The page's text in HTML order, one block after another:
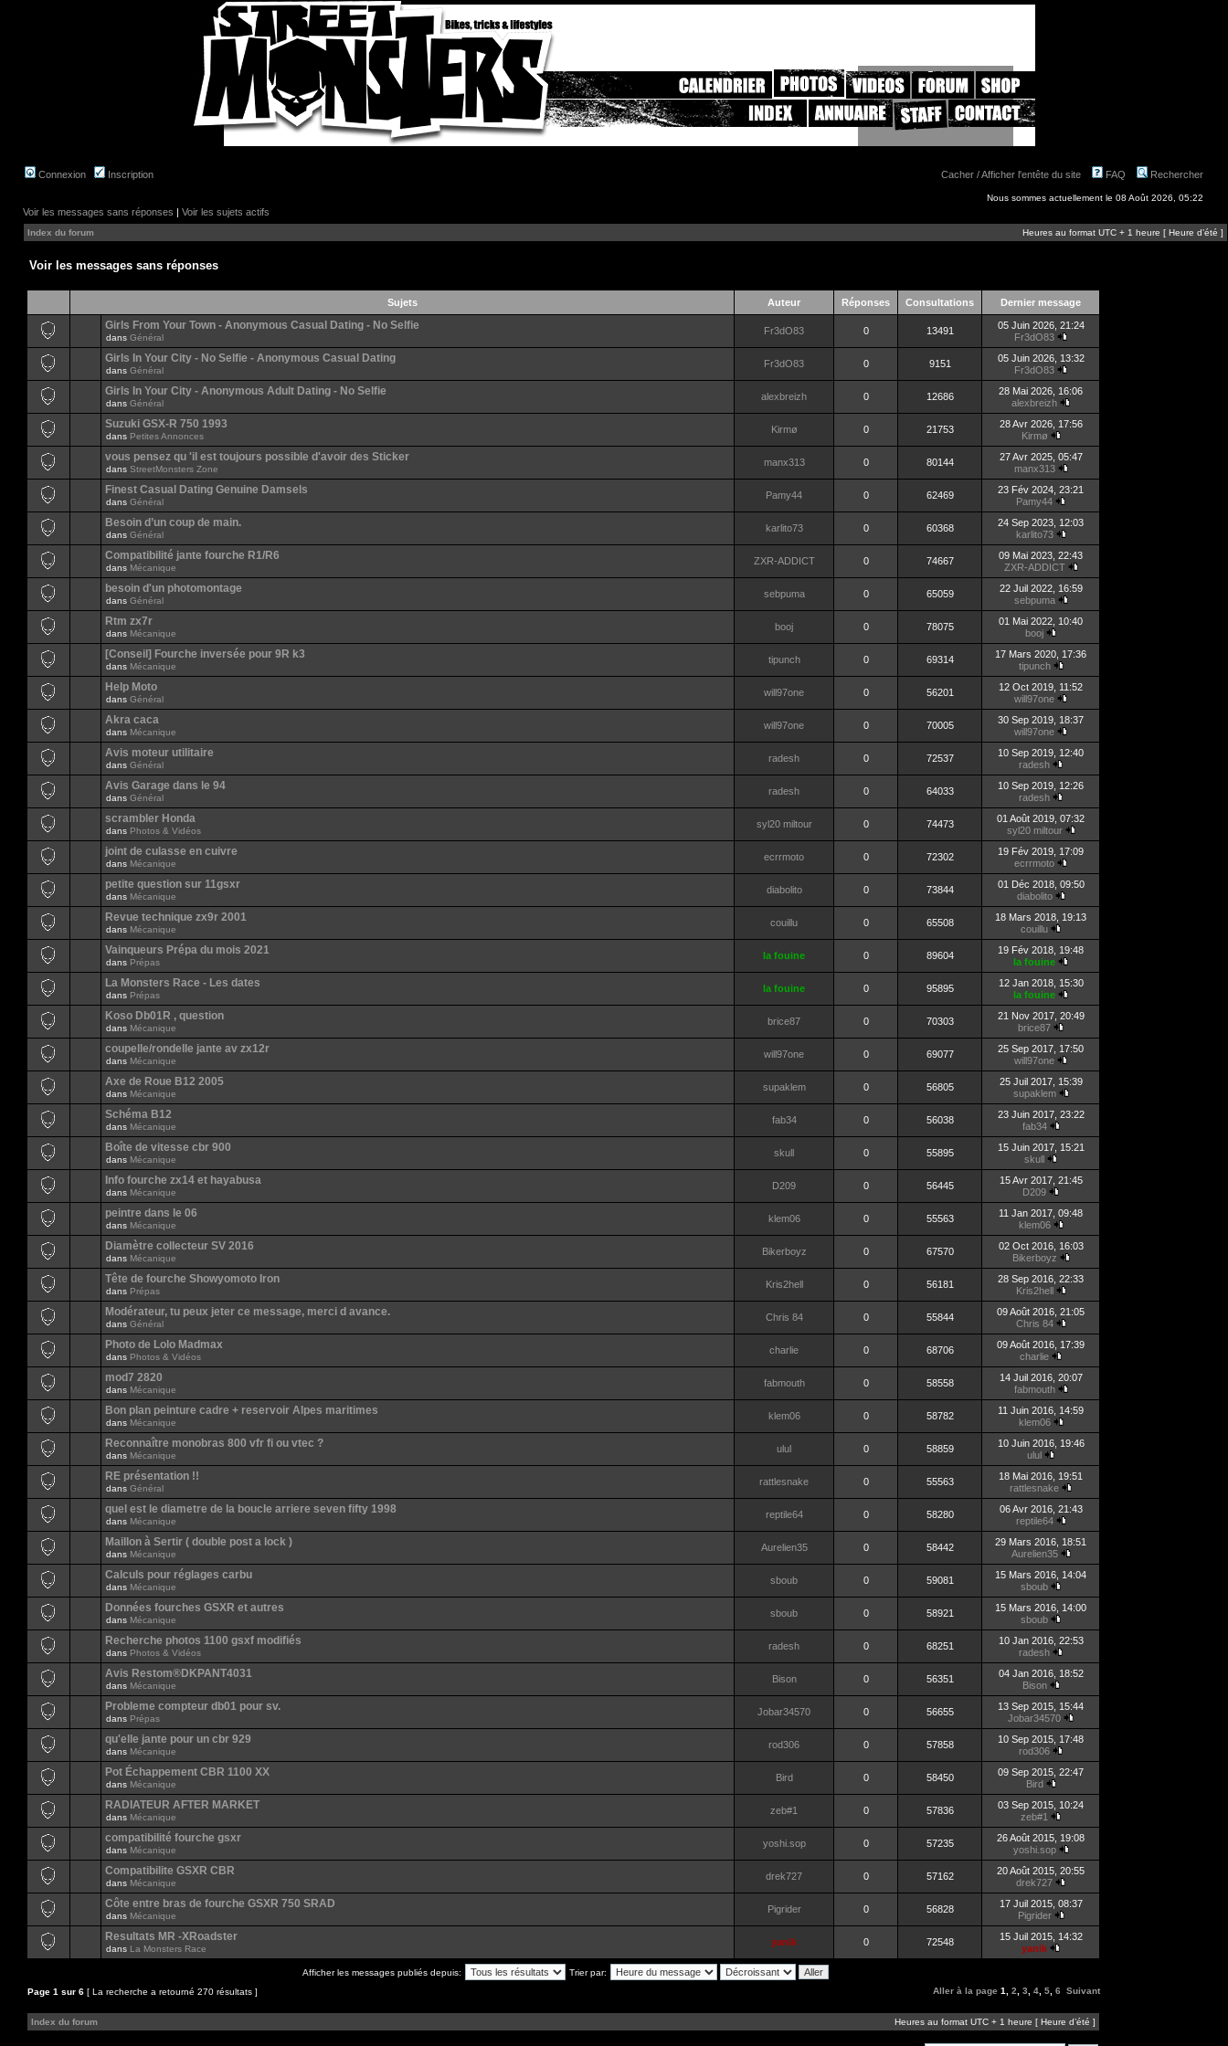
Connexion Inscription Cacher / Afficher l'entête du site FAQ Rechercher
Nous sommes actuellement le 08 Août 2026, 05:22
Voir les messages sans réponses | Voir les sujets actifs
Index du forum Heures au format UTC + 1 heure [ Heure d’été ]
Voir les messages sans réponses
Sujets Auteur Réponses Consultations Dernier message
Girls From Your Town - Anonymous Casual Dating - No Selfie
dans Général
Fr3dO83 0 13491
05 Juin 2026, 21:24
Fr3dO83
Girls In Your City - No Selfie - Anonymous Casual Dating
dans Général
Fr3dO83 0 9151
05 Juin 2026, 13:32
Fr3dO83
Girls In Your City - Anonymous Adult Dating - No Selfie
dans Général
alexbreizh 0 12686
28 Mai 2026, 16:06
alexbreizh
Suzuki GSX-R 750 1993
dans Petites Annonces
Kirmø 0 21753
28 Avr 2026, 17:56
Kirmø
vous pensez qu 'il est toujours possible d'avoir des Sticker
dans StreetMonsters Zone
manx313 0 80144
27 Avr 2025, 05:47
manx313
Finest Сasual Dating Genuine Damsels
dans Général
Pamy44 0 62469
23 Fév 2024, 23:21
Pamy44
Besoin d’un coup de main.
dans Général
karlito73 0 60368
24 Sep 2023, 12:03
karlito73
Compatibilité jante fourche R1/R6
dans Mécanique
ZXR-ADDICT 0 74667
09 Mai 2023, 22:43
ZXR-ADDICT
besoin d'un photomontage
dans Général
sebpuma 0 65059
22 Juil 2022, 16:59
sebpuma
Rtm zx7r
dans Mécanique
booj 0 78075
01 Mai 2022, 10:40
booj
[Conseil] Fourche inversée pour 9R k3
dans Mécanique
tipunch 0 69314
17 Mars 2020, 17:36
tipunch
Help Moto
dans Général
will97one 0 56201
12 Oct 2019, 11:52
will97one
Akra caca
dans Mécanique
will97one 0 70005
30 Sep 2019, 18:37
will97one
Avis moteur utilitaire
dans Général
radesh 0 72537
10 Sep 2019, 12:40
radesh
Avis Garage dans le 94
dans Général
radesh 0 64033
10 Sep 2019, 12:26
radesh
scrambler Honda
dans Photos & Vidéos
syl20 miltour 0 74473
01 Août 2019, 07:32
syl20 miltour
joint de culasse en cuivre
dans Mécanique
ecrrmoto 0 72302
19 Fév 2019, 17:09
ecrrmoto
petite question sur 11gsxr
dans Mécanique
diabolito 0 73844
01 Déc 2018, 09:50
diabolito
Revue technique zx9r 2001
dans Mécanique
couillu 0 65508
18 Mars 2018, 19:13
couillu
Vainqueurs Prépa du mois 2021
dans Prépas
la fouine 0 89604
19 Fév 2018, 19:48
la fouine
La Monsters Race - Les dates
dans Prépas
la fouine 0 95895
12 Jan 2018, 15:30
la fouine
Koso Db01R , question
dans Mécanique
brice87 0 70303
21 Nov 2017, 20:49
brice87
coupelle/rondelle jante av zx12r
dans Mécanique
will97one 0 69077
25 Sep 2017, 17:50
will97one
Axe de Roue B12 2005
dans Mécanique
supaklem 0 56805
25 Juil 2017, 15:39
supaklem
Schéma B12
dans Mécanique
fab34 0 56038
23 Juin 2017, 23:22
fab34
Boîte de vitesse cbr 900
dans Mécanique
skull 0 55895
15 Juin 2017, 15:21
skull
Info fourche zx14 et hayabusa
dans Mécanique
D209 0 56445
15 Avr 2017, 21:45
D209
peintre dans le 06
dans Mécanique
klem06 0 55563
11 Jan 2017, 09:48
klem06
Diamètre collecteur SV 2016
dans Mécanique
Bikerboyz 0 67570
02 Oct 2016, 16:03
Bikerboyz
Tête de fourche Showyomoto Iron
dans Prépas
Kris2hell 0 56181
28 Sep 2016, 22:33
Kris2hell
Modérateur, tu peux jeter ce message, merci d avance.
dans Général
Chris 84 0 55844
09 Août 2016, 21:05
Chris 84
Photo de Lolo Madmax
dans Photos & Vidéos
charlie 0 68706
09 Août 2016, 17:39
charlie
mod7 2820
dans Mécanique
fabmouth 0 58558
14 Juil 2016, 20:07
fabmouth
Bon plan peinture cadre + reservoir Alpes maritimes
dans Mécanique
klem06 0 58782
11 Juin 2016, 14:59
klem06
Reconnaître monobras 800 vfr fi ou vtec ?
dans Mécanique
ulul 0 58859
10 Juin 2016, 19:46
ulul
RE présentation !!
dans Général
rattlesnake 0 55563
18 Mai 2016, 19:51
rattlesnake
quel est le diametre de la boucle arriere seven fifty 1998
dans Mécanique
reptile64 0 58280
06 Avr 2016, 21:43
reptile64
Maillon à Sertir ( double post a lock )
dans Mécanique
Aurelien35 0 58442
29 Mars 2016, 18:51
Aurelien35
Calculs pour réglages carbu
dans Mécanique
sboub 0 59081
15 Mars 2016, 14:04
sboub
Données fourches GSXR et autres
dans Mécanique
sboub 0 58921
15 Mars 2016, 14:00
sboub
Recherche photos 1100 gsxf modifiés
dans Photos & Vidéos
radesh 0 68251
10 Jan 2016, 22:53
radesh
Avis Restom®DKPANT4031
dans Mécanique
Bison 0 56351
04 Jan 2016, 18:52
Bison
Probleme compteur db01 pour sv.
dans Prépas
Jobar34570 0 56655
13 Sep 2015, 15:44
Jobar34570
qu'elle jante pour un cbr 929
dans Mécanique
rod306 0 57858
10 Sep 2015, 17:48
rod306
Pot Échappement CBR 1100 XX
dans Mécanique
Bird 0 58450
09 Sep 2015, 22:47
Bird
RADIATEUR AFTER MARKET
dans Mécanique
zeb#1 0 57836
03 Sep 2015, 10:24
zeb#1
compatibilité fourche gsxr
dans Mécanique
yoshi.sop 0 57235
26 Août 2015, 19:08
yoshi.sop
Compatibilite GSXR CBR
dans Mécanique
drek727 0 57162
20 Août 2015, 20:55
drek727
Côte entre bras de fourche GSXR 750 SRAD
dans Mécanique
Pigrider 0 56828
17 Juil 2015, 08:37
Pigrider
Resultats MR -XRoadster
dans La Monsters Race
yanik 0 72548
15 Juil 2015, 14:32
yanik
Afficher les messages publiés depuis:
Trier par:
Page 1 sur 6 [ La recherche a retourné 270 résultats ] Aller à la page 1 2 3 4 5 6 Suivant
Index du forum Heures au format UTC + 1 heure [ Heure d’été ]